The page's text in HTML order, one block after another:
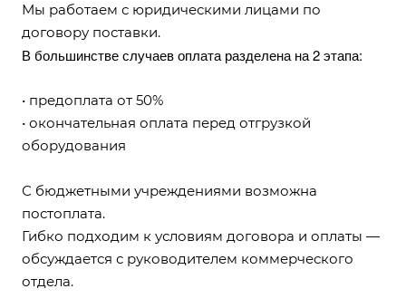
Мы работаем с юридическими лицами по
договору поставки.
В большинстве случаев оплата разделена на 2 этапа:
• предоплата от 50%
• окончательная оплата перед отгрузкой
оборудования
С бюджетными учреждениями возможна
постоплата.
Гибко подходим к условиям договора и оплаты —
обсуждается с руководителем коммерческого
отдела.